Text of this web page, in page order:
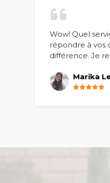
Wow! Quel
répondre à vos
différence. Je
Marika